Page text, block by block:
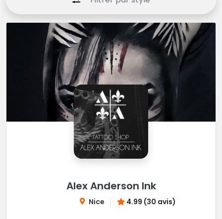
Alex Anderson Ink
Nice 4.99 (30 avis)